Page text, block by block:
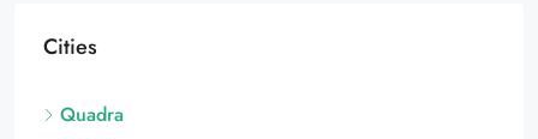
Cities
Quadra